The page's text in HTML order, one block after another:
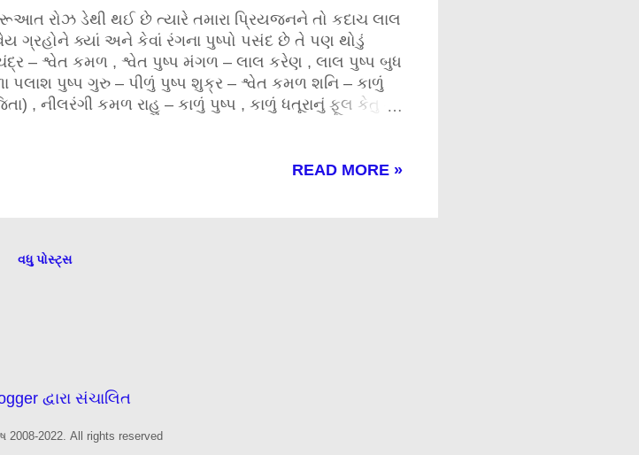
રોઝ ડેથી થઈ છે ત્યારે તમારા પ્રિયજનને તો કદાચ લાલ
ગ્રહોને ક્યાં અને કેવાં રંગના પુષ્પો પસંદ છે તે પણ થોડું
– શ્વેત કમળ , શ્વેત પુષ્પ મંગળ – લાલ કરેણ , લાલ પુષ્પ બુધ
પલાશ પુષ્પ ગુરુ – પીળું પુષ્પ શુક્ર – શ્વેત કમળ શનિ – કાળું
, નીલરંગી કમળ રાહુ – કાળું પુષ્પ , કાળું ધતૂરાનું ફૂલ કેતુ –
READ MORE »
વધુ પોસ્ટ્સ
દ્વારા સંચાલિત
2008-2022. All rights reserved